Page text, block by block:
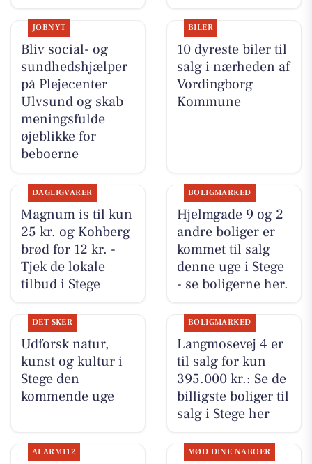
JOBNYT
Bliv social- og
sundhedshjælper
på Plejecenter
Ulvsund og skab
meningsfulde
øjeblikke for
beboerne
BILER
10 dyreste biler til
salg i nærheden af
Vordingborg
Kommune
DAGLIGVARER
Magnum is til kun
25 kr. og Kohberg
brød for 12 kr. -
Tjek de lokale
tilbud i Stege
BOLIGMARKED
Hjelmgade 9 og 2
andre boliger er
kommet til salg
denne uge i Stege
- se boligerne her.
DET SKER
Udforsk natur,
kunst og kultur i
Stege den
kommende uge
BOLIGMARKED
Langmosevej 4 er
til salg for kun
395.000 kr.: Se de
billigste boliger til
salg i Stege her
ALARM112 MØD DINE NABOER